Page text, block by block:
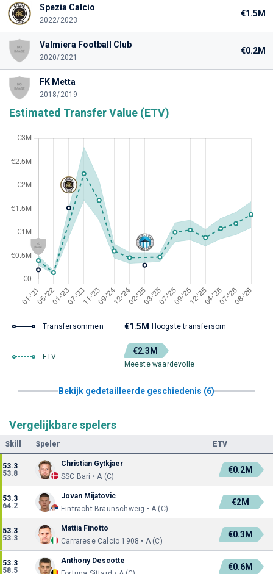
Spezia Calcio
2022/2023
€1.5M
Valmiera Football Club
2020/2021
€0.2M
FK Metta
2018/2019
Estimated Transfer Value (ETV)
Transfersommen €1.5M Hoogste transfersom
ETV
€2.3M
Meeste waardevolle
Bekijk gedetailleerde geschiedenis (6)
Vergelijkbare spelers
Skill Speler ETV
53.3
53.8
Christian Gytkjaer
SSC Bari • A (C)
€0.2M
53.3
64.2
Jovan Mijatovic
Eintracht Braunschweig • A (C)
€2M
53.3
53.3
Mattia Finotto
Carrarese Calcio 1908 • A (C)
€0.3M
53.3
58.5
Anthony Descotte
€0.6M